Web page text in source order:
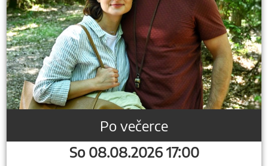
Po večerce
So 08.08.2026 17:00